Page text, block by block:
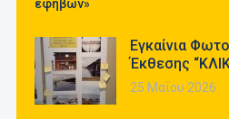
Εγκαίνια
Έκθεσης
25 Μαΐου 2026